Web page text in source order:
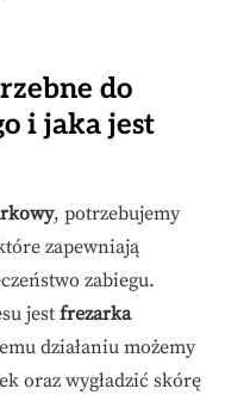
do
i jaka jest
, potrzebujemy
zapewniają
zabiegu.
jest frezarka
działaniu możemy
oraz wygładzić skórę